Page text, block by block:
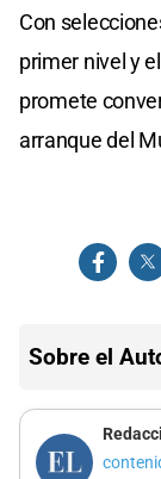
Con
primer nivel y
promete
arranque del
Sobre el